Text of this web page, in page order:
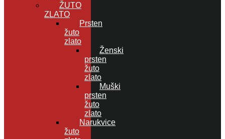
ŽUTO
ZLATO
Prsten
žuto
zlato
Ženski
prsten
žuto
zlato
Muški
prsten
žuto
zlato
Narukvice
žuto